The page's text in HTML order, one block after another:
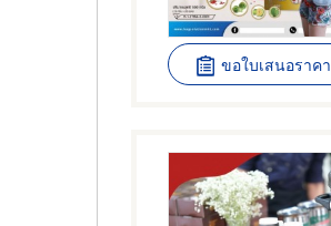
ขอใบเสนอราคา